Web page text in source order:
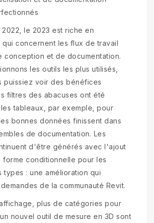
2022, le 2023 est riche en
qui concernent les flux de travail
conception et de documentation.
les outils les plus utilisés,
puissiez voir des bénéfices
filtres des abacuses ont été
tableaux, par exemple, pour
bonnes données finissent dans
de documentation. Les
d'être générés avec l'ajout
forme conditionnelle pour les
types : une amélioration qui
de la communauté Revit.
plus de catégories pour
nouvel outil de mesure en 3D sont